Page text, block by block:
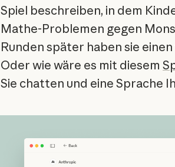
Spiel beschreiben, in dem
Mathe-Problemen gegen
Runden später haben sie
Oder wie wäre es mit diesem
Sie chatten und eine Sprache